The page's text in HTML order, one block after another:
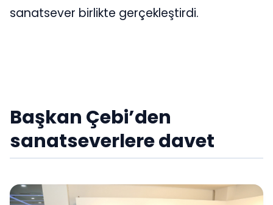
sanatsever birlikte gerçekleştirdi.
Başkan Çebi’den
sanatseverlere davet